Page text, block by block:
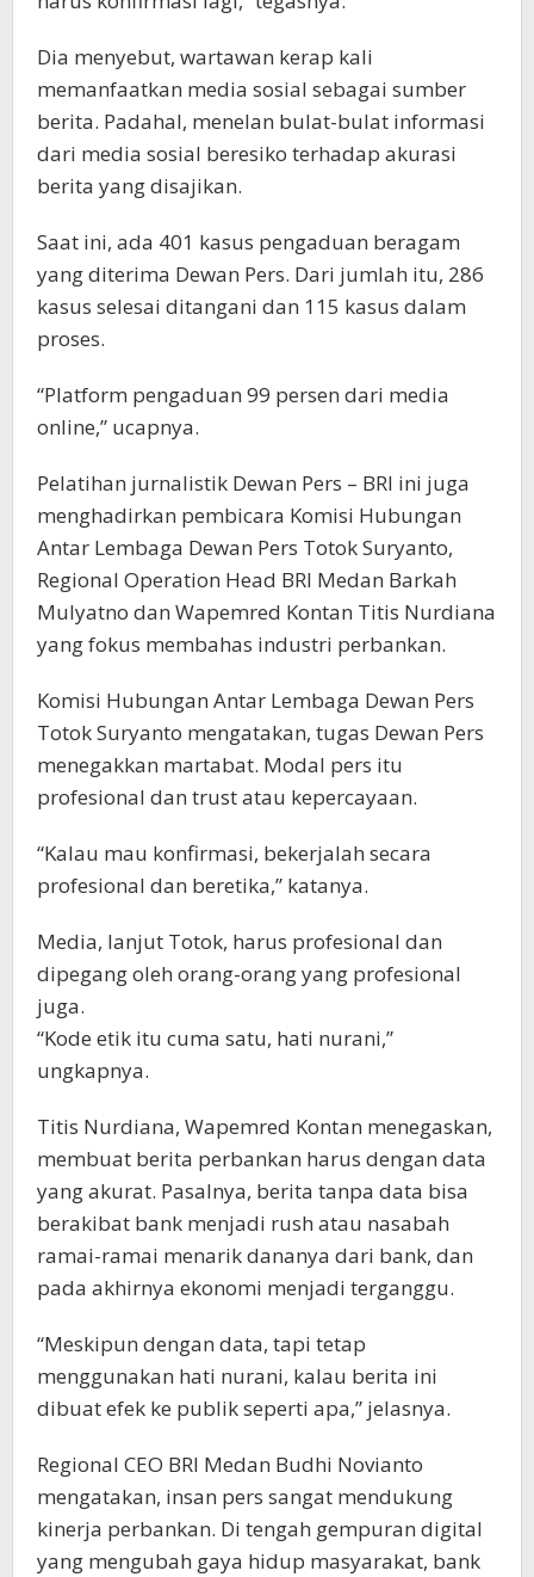
Dia menyebut, wartawan kerap kali
memanfaatkan media sosial sebagai sumber
berita. Padahal, menelan bulat-bulat informasi
dari media sosial beresiko terhadap akurasi
berita yang disajikan.
Saat ini, ada 401 kasus pengaduan beragam
yang diterima Dewan Pers. Dari jumlah itu, 286
kasus selesai ditangani dan 115 kasus dalam
proses.
“Platform pengaduan 99 persen dari media
online,” ucapnya.
Pelatihan jurnalistik Dewan Pers – BRI ini juga
menghadirkan pembicara Komisi Hubungan
Antar Lembaga Dewan Pers Totok Suryanto,
Regional Operation Head BRI Medan Barkah
Mulyatno dan Wapemred Kontan Titis Nurdiana
yang fokus membahas industri perbankan.
Komisi Hubungan Antar Lembaga Dewan Pers
Totok Suryanto mengatakan, tugas Dewan Pers
menegakkan martabat. Modal pers itu
profesional dan trust atau kepercayaan.
“Kalau mau konfirmasi, bekerjalah secara
profesional dan beretika,” katanya.
Media, lanjut Totok, harus profesional dan
dipegang oleh orang-orang yang profesional
juga.
“Kode etik itu cuma satu, hati nurani,”
ungkapnya.
Titis Nurdiana, Wapemred Kontan menegaskan,
membuat berita perbankan harus dengan data
yang akurat. Pasalnya, berita tanpa data bisa
berakibat bank menjadi rush atau nasabah
ramai-ramai menarik dananya dari bank, dan
pada akhirnya ekonomi menjadi terganggu.
“Meskipun dengan data, tapi tetap
menggunakan hati nurani, kalau berita ini
dibuat efek ke publik seperti apa,” jelasnya.
Regional CEO BRI Medan Budhi Novianto
mengatakan, insan pers sangat mendukung
kinerja perbankan. Di tengah gempuran digital
yang mengubah gaya hidup masyarakat, bank